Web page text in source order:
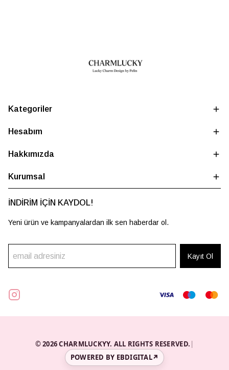
Kategoriler
Hesabım
Hakkımızda
Kurumsal
İNDİRİM İÇİN KAYDOL!
Yeni ürün ve kampanyalardan ilk sen haberdar ol.
Kayıt Ol
© 2026 CHARMLUCKYY. ALL RIGHTS RESERVED. |
POWERED BY EBDIGITAL↗